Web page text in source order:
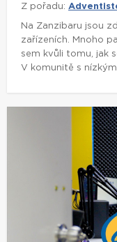
Z pořadu:
Na Zanzibaru jsou
zařízeních. Mnoho
sem kvůli tomu, jak
V komunitě s